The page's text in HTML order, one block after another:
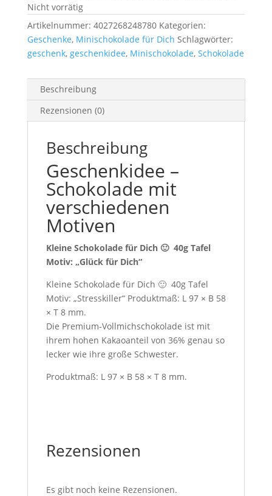
Nicht vorrätig
Artikelnummer: 4027268248780 Kategorien:
Geschenke, Minischokolade für Dich Schlagwörter:
geschenk, geschenkidee, Minischokolade, Schokolade
Beschreibung
Rezensionen (0)
Beschreibung
Geschenkidee –
Schokolade mit
verschiedenen
Motiven
Kleine Schokolade für Dich 🙂 40g Tafel
Motiv: „Glück für Dich“
Kleine Schokolade für Dich 🙂 40g Tafel
Motiv: „Stresskiller“ Produktmaß: L 97 × B 58
× T 8 mm.
Die Premium-Vollmichschokolade ist mit
ihrem hohen Kakaoanteil von 36% genau so
lecker wie ihre große Schwester.
Produktmaß: L 97 × B 58 × T 8 mm.
Rezensionen
Es gibt noch keine Rezensionen.